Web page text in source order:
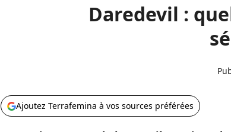
Daredevil :
Ajoutez Terrafemina à vos sources préférées